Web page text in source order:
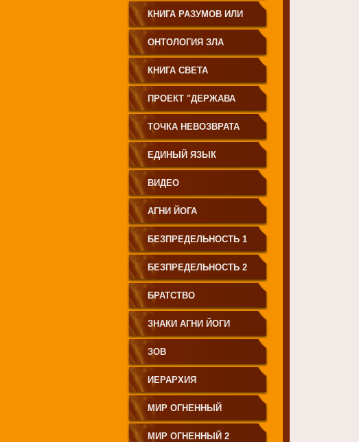
ЕЁ ЖИТЕЛЕЙ
КНИГА РАЗУМОВ ИЛИ
ПОЛЕЙ
ОНТОЛОГИЯ ЗЛА
КНИГА СВЕТА
ПРОЕКТ "ДЕРЖАВА
СВЕТА"
ТОЧКА НЕВОЗВРАТА
ЕДИНЫЙ ЯЗЫК
ЧЕЛОВЕЧЕСТВА
ВИДЕО
АГНИ ЙОГА
БЕЗПРЕДЕЛЬНОСТЬ 1
БЕЗПРЕДЕЛЬНОСТЬ 2
БРАТСТВО
ЗНАКИ АГНИ ЙОГИ
ЗОВ
ИЕРАРХИЯ
МИР ОГНЕННЫЙ
МИР ОГНЕННЫЙ 2